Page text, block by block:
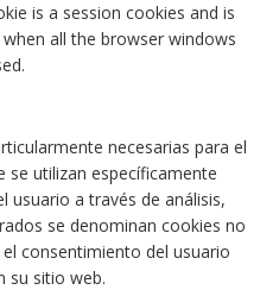
is a session cookies and is
all the browser windows
necesarias para el
utilizan específicamente
usuario a través de análisis,
se denominan cookies no
consentimiento del usuario
su sitio web.